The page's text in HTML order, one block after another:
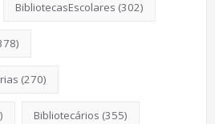
BibliotecasEscolares (302)
(270)
Bibliotecários (355)